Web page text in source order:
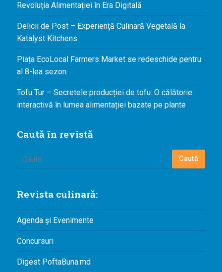
Revoluția Alimentației în Era Digitală
Delicii de Post – Experiență Culinară Vegetală la
Katalyst Kitchens
Piața EcoLocal Farmers Market se redeschide pentru
al 8-lea sezon
Tofu Tur – Secretele producției de tofu: O călătorie
interactivă în lumea alimentației bazate pe plante
Caută în revistă
Revista culinară:
Agenda și Evenimente
Concursuri
Digest PoftaBuna.md